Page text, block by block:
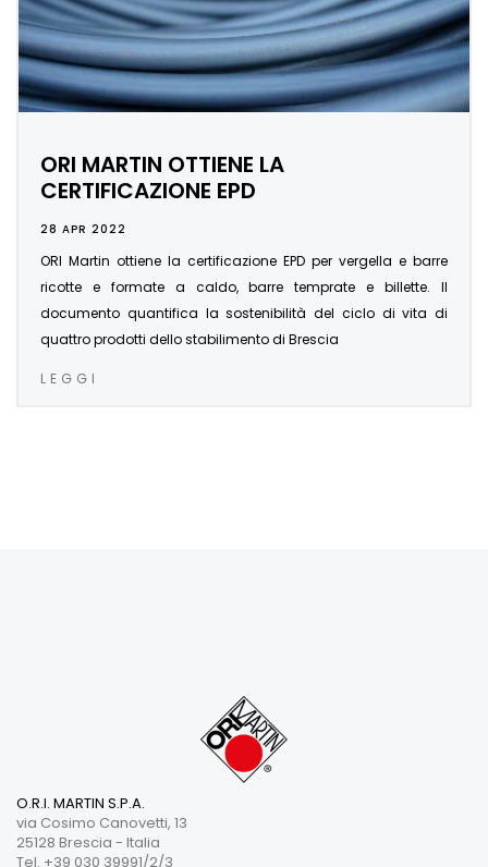
ORI MARTIN OTTIENE LA
CERTIFICAZIONE EPD
28 APR 2022
ORI Martin ottiene la certificazione EPD per vergella e barre
ricotte e formate a caldo, barre temprate e billette. Il
documento quantifica la sostenibilità del ciclo di vita di
quattro prodotti dello stabilimento di Brescia
LEGGI
O.R.I. MARTIN S.P.A.
via Cosimo Canovetti, 13
25128 Brescia - Italia
Tel. +39 030 39991/2/3